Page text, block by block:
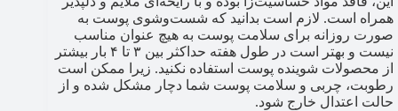
همراه است. لازم است بدانید که شست‌وشوی پوست به
صورت روزانه برای سلامت پوست به هیچ عنوان مناسب
نیست و بهتر است در طول هفته حداکثر بین ۳ تا ۴ بار بیشتر
از محصولات شوینده پوست استفاده نکنید. زیرا ممکن است
رطوبت، چربی و سلامت پوست شما دچار مشکل شده و از
حالت اعتدال خارج شود.